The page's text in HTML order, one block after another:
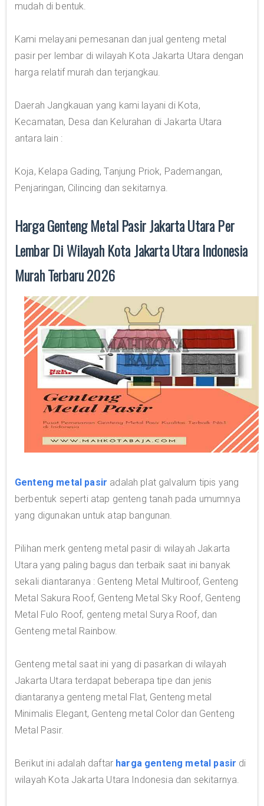
mudah di bentuk.
Kami melayani pemesanan dan jual genteng metal
pasir per lembar di wilayah Kota Jakarta Utara dengan
harga relatif murah dan terjangkau.
Daerah Jangkauan yang kami layani di Kota,
Kecamatan, Desa dan Kelurahan di Jakarta Utara
antara lain :
Koja, Kelapa Gading, Tanjung Priok, Pademangan,
Penjaringan, Cilincing dan sekitarnya.
Harga Genteng Metal Pasir Jakarta Utara Per
Lembar Di Wilayah Kota Jakarta Utara Indonesia
Murah Terbaru 2026
Genteng metal pasir adalah plat galvalum tipis yang
berbentuk seperti atap genteng tanah pada umumnya
yang digunakan untuk atap bangunan.
Pilihan merk genteng metal pasir di wilayah Jakarta
Utara yang paling bagus dan terbaik saat ini banyak
sekali diantaranya : Genteng Metal Multiroof, Genteng
Metal Sakura Roof, Genteng Metal Sky Roof, Genteng
Metal Fulo Roof, genteng metal Surya Roof, dan
Genteng metal Rainbow.
Genteng metal saat ini yang di pasarkan di wilayah
Jakarta Utara terdapat beberapa tipe dan jenis
diantaranya genteng metal Flat, Genteng metal
Minimalis Elegant, Genteng metal Color dan Genteng
Metal Pasir.
Berikut ini adalah daftar harga genteng metal pasir di
wilayah Kota Jakarta Utara Indonesia dan sekitarnya.